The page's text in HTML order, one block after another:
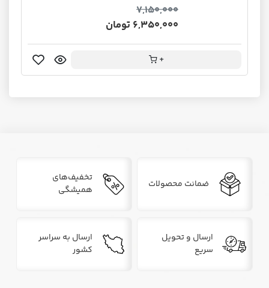
7,150,000
6,350,000 تومان
+
ضمانت محصولات
تخفیف‌های
همیشگی
ارسال و تحویل
سریع
ارسال به سراسر
کشور